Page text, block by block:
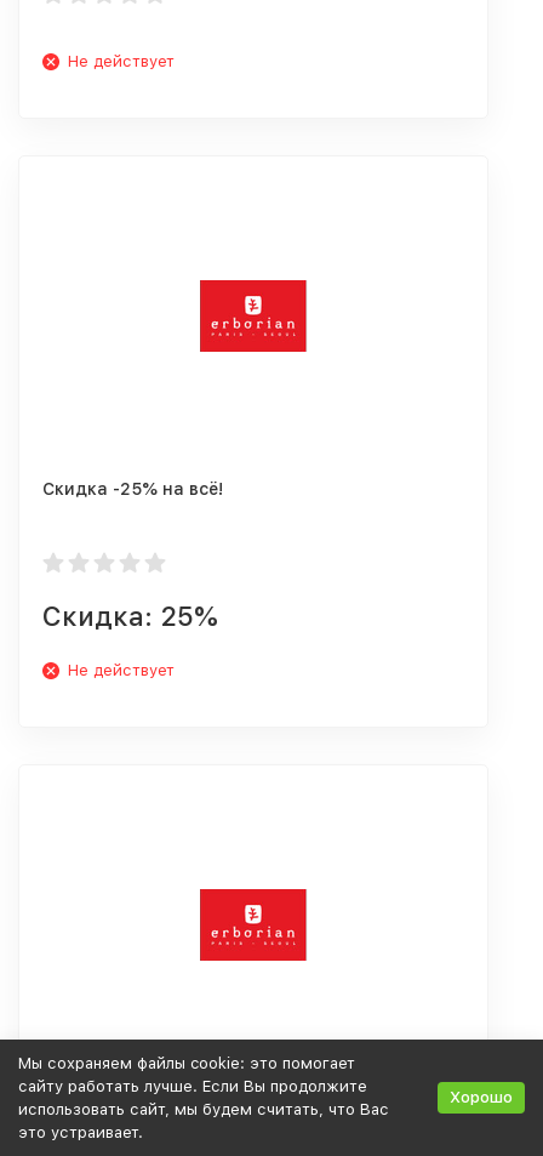
Не действует
Скидка -25% на всё!
Скидка: 25%
Не действует
Уход в подарок при покупке от 2500 р.
Мы сохраняем файлы cookie: это помогает
сайту работать лучше. Если Вы продолжите
использовать сайт, мы будем считать, что Вас
это устраивает.
Хорошо